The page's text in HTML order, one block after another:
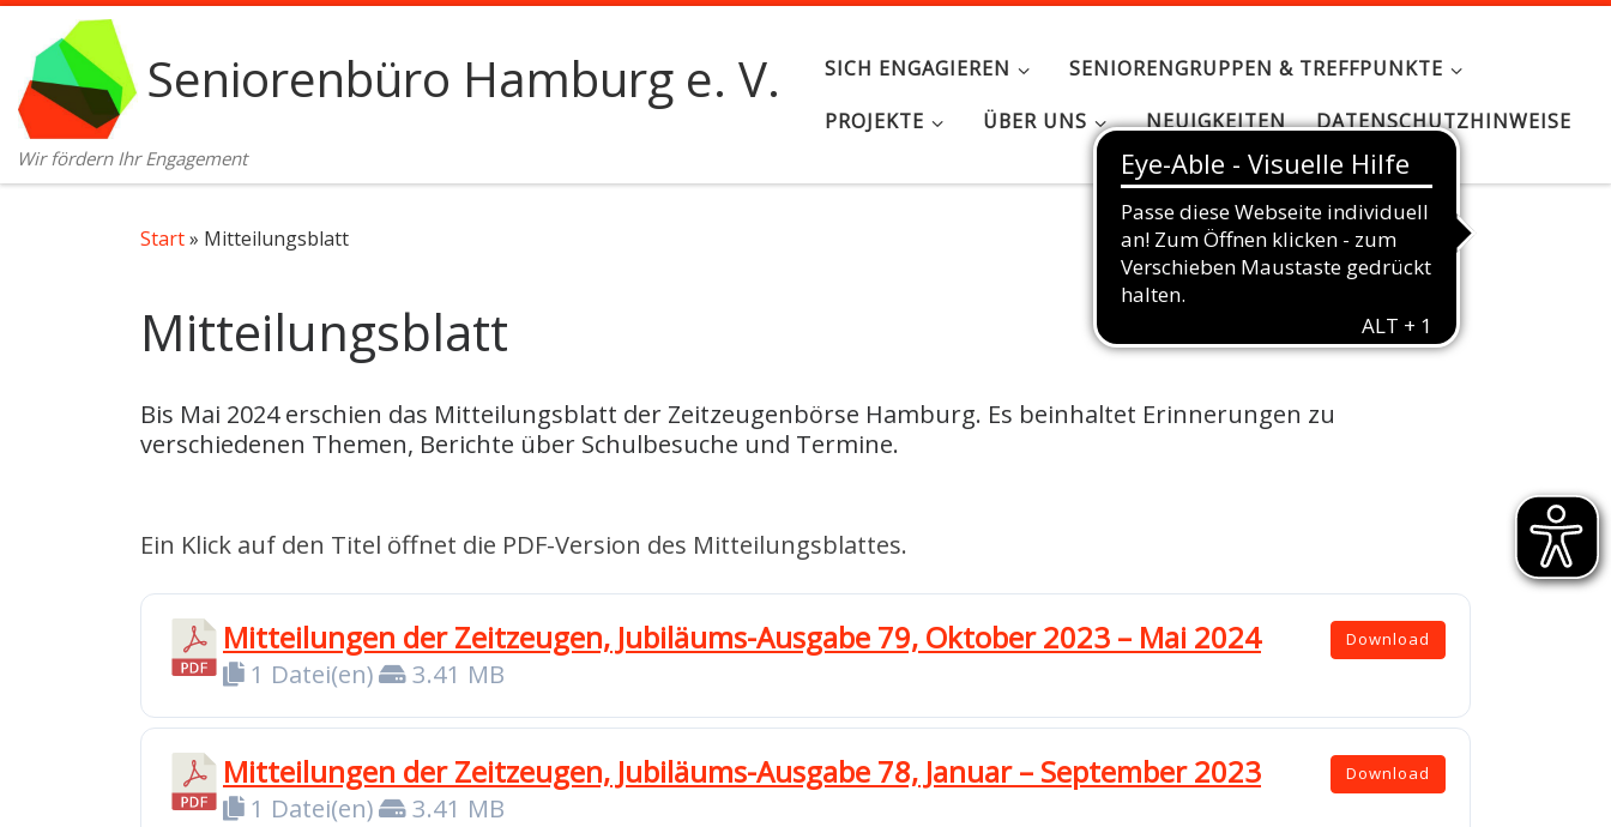
Zum Inhalt springen
Seniorenbüro Hamburg e. V.
Wir fördern Ihr Engagement
SICH ENGAGIEREN
SENIORENGRUPPEN & TREFFPUNKTE
PROJEKTE
ÜBER UNS NEUIGKEITEN DATENSCHUTZHINWEISE
Start» Mitteilungsblatt
Mitteilungsblatt
Bis Mai 2024 erschien das Mitteilungsblatt der Zeitzeugenbörse Hamburg. Es beinhaltet Erinnerungen zu
verschiedenen Themen, Berichte über Schulbesuche und Termine.
Ein Klick auf den Titel öffnet die PDF-Version des Mitteilungsblattes.
Mitteilungen der Zeitzeugen, Jubiläums-Ausgabe 79, Oktober 2023 – Mai 2024
1 Datei(en) 3.41 MB
Download
Mitteilungen der Zeitzeugen, Jubiläums-Ausgabe 78, Januar – September 2023
1 Datei(en) 3.41 MB
Download